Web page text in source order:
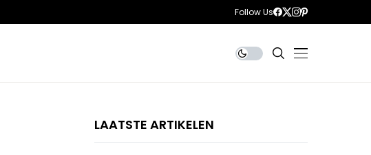
Follow Us
LAATSTE ARTIKELEN